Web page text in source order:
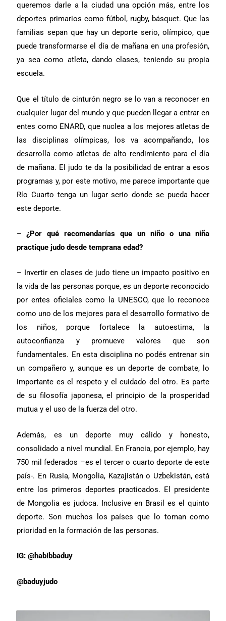
queremos darle a la ciudad una opción más, entre los
deportes primarios como fútbol, rugby, básquet. Que las
familias sepan que hay un deporte serio, olímpico, que
puede transformarse el día de mañana en una profesión,
ya sea como atleta, dando clases, teniendo su propia
escuela.
Que el título de cinturón negro se lo van a reconocer en
cualquier lugar del mundo y que pueden llegar a entrar en
entes como ENARD, que nuclea a los mejores atletas de
las disciplinas olímpicas, los va acompañando, los
desarrolla como atletas de alto rendimiento para el día
de mañana. El judo te da la posibilidad de entrar a esos
programas y, por este motivo, me parece importante que
Río Cuarto tenga un lugar serio donde se pueda hacer
este deporte.
– ¿Por qué recomendarías que un niño o una niña
practique judo desde temprana edad?
– Invertir en clases de judo tiene un impacto positivo en
la vida de las personas porque, es un deporte reconocido
por entes oficiales como la UNESCO, que lo reconoce
como uno de los mejores para el desarrollo formativo de
los niños, porque fortalece la autoestima, la
autoconfianza y promueve valores que son
fundamentales. En esta disciplina no podés entrenar sin
un compañero y, aunque es un deporte de combate, lo
importante es el respeto y el cuidado del otro. Es parte
de su filosofía japonesa, el principio de la prosperidad
mutua y el uso de la fuerza del otro.
Además, es un deporte muy cálido y honesto,
consolidado a nivel mundial. En Francia, por ejemplo, hay
750 mil federados –es el tercer o cuarto deporte de este
país-. En Rusia, Mongolia, Kazajistán o Uzbekistán, está
entre los primeros deportes practicados. El presidente
de Mongolia es judoca. Inclusive en Brasil es el quinto
deporte. Son muchos los países que lo toman como
prioridad en la formación de las personas.
IG: @habibbaduy
@baduyjudo